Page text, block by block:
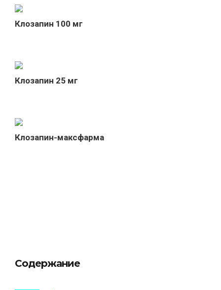
Клозапин 100 мг
Клозапин 25 мг
Клозапин-максфарма
Содержание